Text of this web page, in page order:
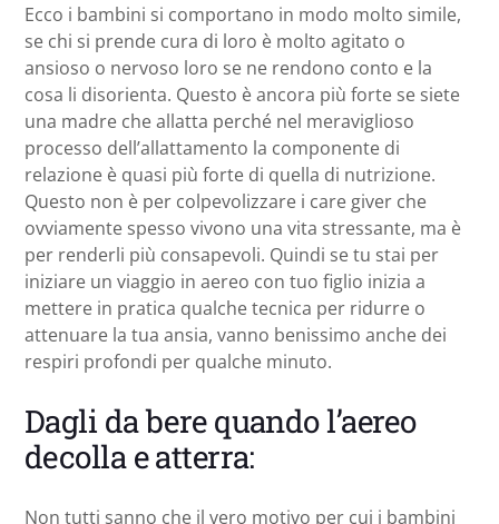
Ecco i bambini si comportano in modo molto simile,
se chi si prende cura di loro è molto agitato o
ansioso o nervoso loro se ne rendono conto e la
cosa li disorienta. Questo è ancora più forte se siete
una madre che allatta perché nel meraviglioso
processo dell’allattamento la componente di
relazione è quasi più forte di quella di nutrizione.
Questo non è per colpevolizzare i care giver che
ovviamente spesso vivono una vita stressante, ma è
per renderli più consapevoli. Quindi se tu stai per
iniziare un viaggio in aereo con tuo figlio inizia a
mettere in pratica qualche tecnica per ridurre o
attenuare la tua ansia, vanno benissimo anche dei
respiri profondi per qualche minuto.
Dagli da bere quando l’aereo
decolla e atterra:
Non tutti sanno che il vero motivo per cui i bambini